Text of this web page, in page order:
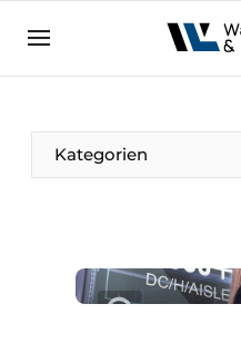
NL
Kategorien